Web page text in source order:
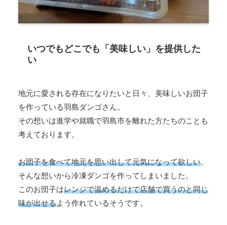
いつでもどこでも「美味しい」を提供した
い
地元に愛される存在になりたいと日々、美味しいお団子
を作っている羽島ダンゴさん。
その想いは進学や就職で羽島市を離れた方たちのことも
考えております。
お団子を食べて地元を思い出して元気になって欲しい。
そんな想いから冷凍ダンゴを作ってしまいました。
このお団子はレンジで温めるだけで店舗で買うのと同じ
味が出せるよう作れているそうです。